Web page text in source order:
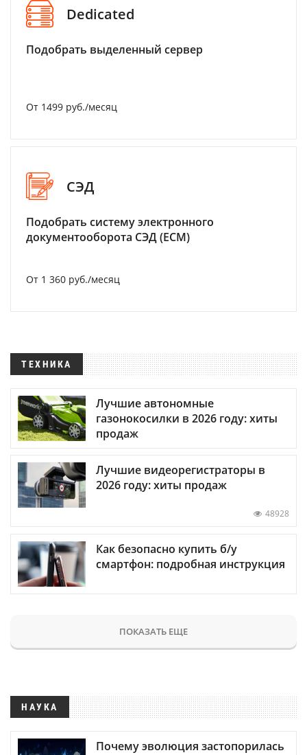
Dedicated
Подобрать выделенный сервер
От 1499 руб./месяц
СЭД
Подобрать систему электронного
документооборота СЭД (ECM)
От 1 360 руб./месяц
ТЕХНИКА
Лучшие автономные
газонокосилки в 2026 году: хиты
продаж
Лучшие видеорегистраторы в
2026 году: хиты продаж
48928
Как безопасно купить б/у
смартфон: подробная инструкция
ПОКАЗАТЬ ЕЩЕ
НАУКА
Почему эволюция застопорилась